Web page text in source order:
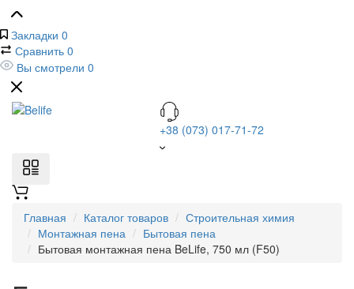
Закладки 0
Сравнить 0
Вы смотрели 0
+38 (073) 017-71-72
Главная Каталог товаров
Строительная химия
Монтажная пена
Бытовая пена
Бытовая монтажная пена BeLife, 750 мл (F50)